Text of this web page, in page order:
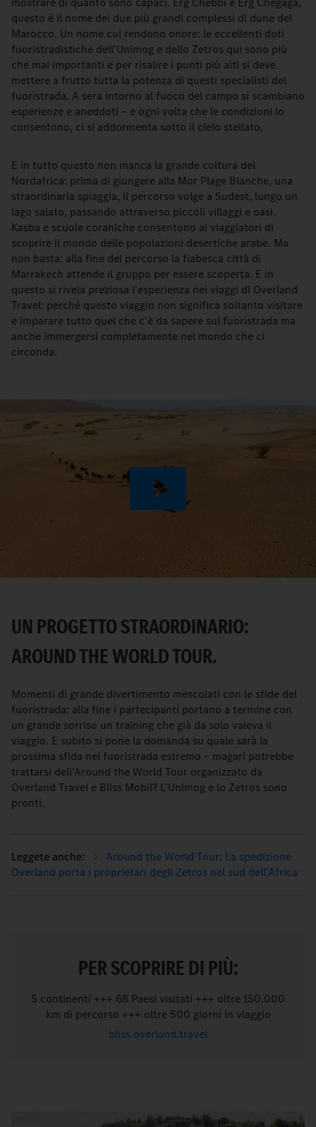
questo è il nome dei due più grandi complessi di dune del
Marocco. Un nome cui rendono onore: le eccellenti doti
fuoristradistiche dell'Unimog e dello Zetros qui sono più
che mai importanti e per risalire i punti più alti si deve
mettere a frutto tutta la potenza di questi specialisti del
fuoristrada. A sera intorno al fuoco del campo si scambiano
esperienze e aneddoti – e ogni volta che le condizioni lo
consentono, ci si addormenta sotto il cielo stellato.
E in tutto questo non manca la grande cultura del
Nordafrica: prima di giungere alla Mor Plage Blanche, una
straordinaria spiaggia, il percorso volge a Sudest, lungo un
lago salato, passando attraverso piccoli villaggi e oasi.
Kasba e scuole coraniche consentono ai viaggiatori di
scoprire il mondo delle popolazioni desertiche arabe. Ma
non basta: alla fine del percorso la fiabesca città di
Marrakech attende il gruppo per essere scoperta. E in
questo si rivela preziosa l'esperienza nei viaggi di Overland
Travel: perché questo viaggio non significa soltanto visitare
e imparare tutto quel che c'è da sapere sul fuoristrada ma
anche immergersi completamente nel mondo che ci
circonda.
Play
Video
UN PROGETTO STRAORDINARIO:
AROUND THE WORLD TOUR.
Momenti di grande divertimento mescolati con le sfide del
fuoristrada: alla fine i partecipanti portano a termine con
un grande sorriso un training che già da solo valeva il
viaggio. E subito si pone la domanda su quale sarà la
prossima sfida nel fuoristrada estremo – magari potrebbe
trattarsi dell'Around the World Tour organizzato da
Overland Travel e Bliss Mobil? L'Unimog e lo Zetros sono
pronti.
Around the World Tour: La spedizione
Overland porta i proprietari degli Zetros nel sud dell'Africa
PER SCOPRIRE DI PIÙ:
5 continenti +++ 68 Paesi visitati +++ oltre 150.000
km di percorso +++ oltre 500 giorni in viaggio
bliss.overland.travel